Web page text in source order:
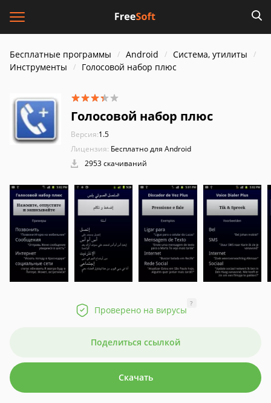
Бесплатные программы Android
Система, утилиты
Инструменты
Голосовой набор плюс
Голосовой набор плюс
Версия:1.5
Лицензия: Бесплатно для Android
2953 скачиваний
Проверено на вирусы
?
Поделиться ссылкой
Скачать